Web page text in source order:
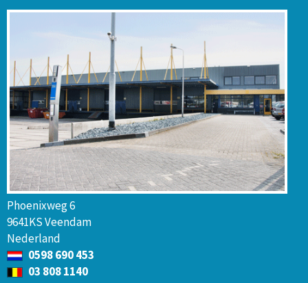
Phoenixweg 6
9641KS Veendam
Nederland
0598 690 453
03 808 1140